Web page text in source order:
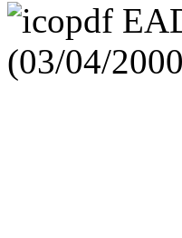
(03/04/